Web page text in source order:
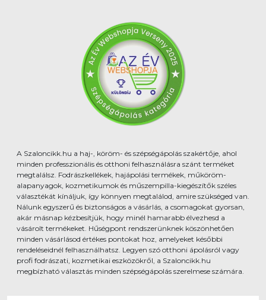
A Szaloncikk.hu a haj-, köröm- és szépségápolás szakértője, ahol
minden professzionális és otthoni felhasználásra szánt terméket
megtalálsz. Fodrászkellékek, hajápolási termékek, műköröm-
alapanyagok, kozmetikumok és műszempilla-kiegészítők széles
választékát kínáljuk, így könnyen megtalálod, amire szükséged van.
Nálunk egyszerű és biztonságos a vásárlás, a csomagokat gyorsan,
akár másnap kézbesítjük, hogy minél hamarabb élvezhesd a
vásárolt termékeket. Hűségpont rendszerünknek köszönhetően
minden vásárlásod értékes pontokat hoz, amelyeket későbbi
rendeléseidnél felhasználhatsz. Legyen szó otthoni ápolásról vagy
profi fodrászati, kozmetikai eszközökről, a Szaloncikk.hu
megbízható választás minden szépségápolás szerelmese számára.